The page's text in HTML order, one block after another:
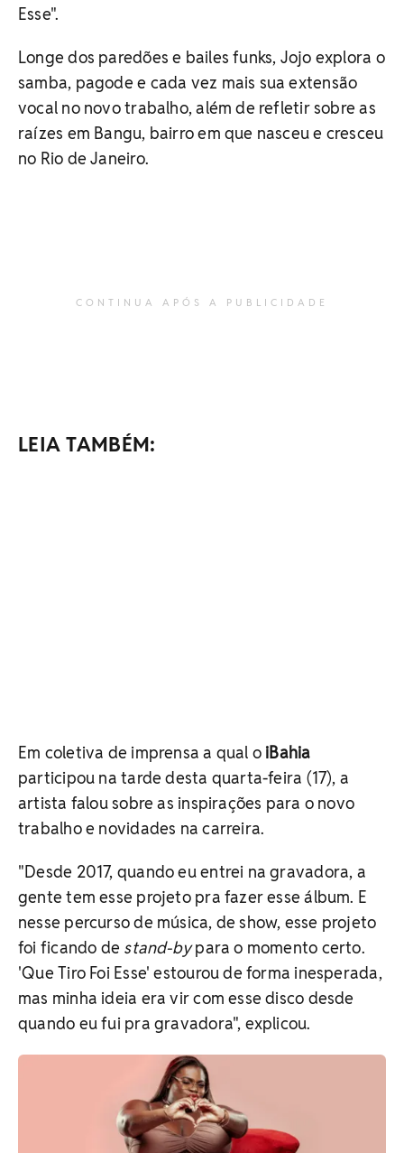
Esse".
Longe dos paredões e bailes funks, Jojo explora o
samba, pagode e cada vez mais sua extensão
vocal no novo trabalho, além de refletir sobre as
raízes em Bangu, bairro em que nasceu e cresceu
no Rio de Janeiro.
CONTINUA APÓS A PUBLICIDADE
LEIA TAMBÉM:
Em coletiva de imprensa a qual o iBahia
participou na tarde desta quarta-feira (17), a
artista falou sobre as inspirações para o novo
trabalho e novidades na carreira.
"Desde 2017, quando eu entrei na gravadora, a
gente tem esse projeto pra fazer esse álbum. E
nesse percurso de música, de show, esse projeto
foi ficando de stand-bypara o momento certo.
'Que Tiro Foi Esse' estourou de forma inesperada,
mas minha ideia era vir com esse disco desde
quando eu fui pra gravadora", explicou.